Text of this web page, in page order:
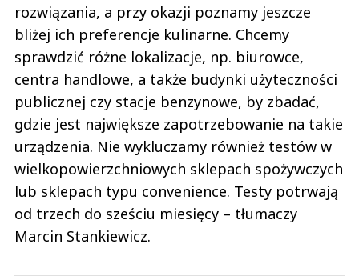
rozwiązania, a przy okazji poznamy jeszcze
bliżej ich preferencje kulinarne. Chcemy
sprawdzić różne lokalizacje, np. biurowce,
centra handlowe, a także budynki użyteczności
publicznej czy stacje benzynowe, by zbadać,
gdzie jest największe zapotrzebowanie na takie
urządzenia. Nie wykluczamy również testów w
wielkopowierzchniowych sklepach spożywczych
lub sklepach typu convenience. Testy potrwają
od trzech do sześciu miesięcy – tłumaczy
Marcin Stankiewicz.